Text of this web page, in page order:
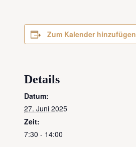
Zum Kalender hinzufügen
Details
Datum:
27. Juni 2025
Zeit:
7:30 - 14:00